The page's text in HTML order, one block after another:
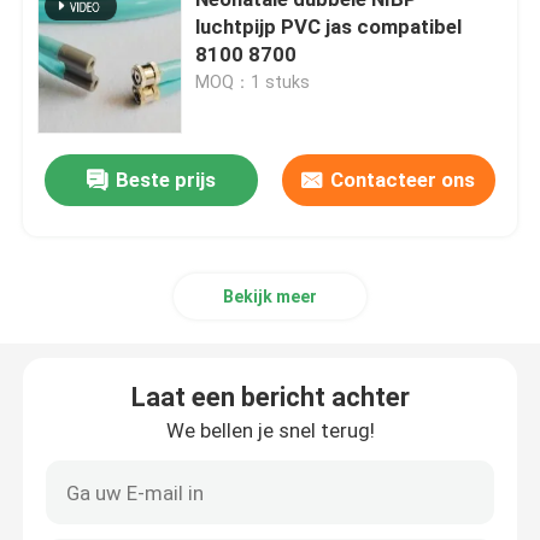
ECG-monitor kabel
De kabel van ECG holter
Bijbehorende onderdelen van de EKG-machine
NIBP-luchtslang
luchtpijp PVC jas compatibel
8100 8700
MOQ：1 stuks
Beste prijs Contacteer ons
Bekijk meer
Laat een bericht achter
We bellen je snel terug!